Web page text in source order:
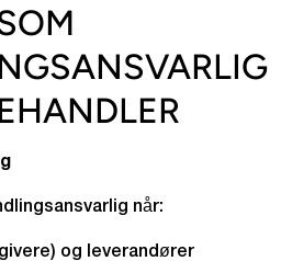
når:
og leverandører